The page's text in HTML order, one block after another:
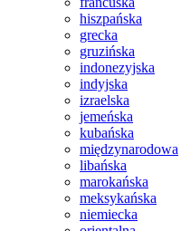
hiszpańska
grecka
gruzińska
indonezyjska
indyjska
izraelska
jemeńska
kubańska
międzynarodowa
libańska
marokańska
meksykańska
niemiecka